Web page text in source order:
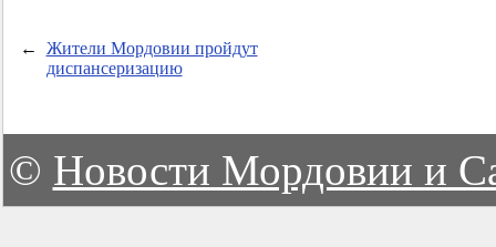
←
Жители Мордовии пройдут
диспансеризацию
© Новости Мордовии и